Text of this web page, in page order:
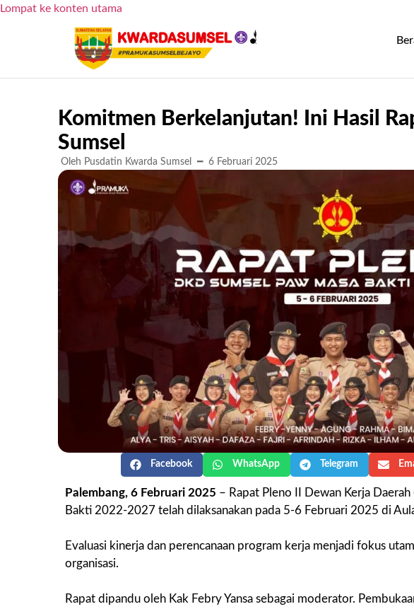
Lompat ke konten utama
Komitmen Berkelanjutan! Ini Hasil
Sumsel
Oleh Pusdatin Kwarda Sumsel ━ 6 Februari 2025
Facebook WhatsApp Telegram
Palembang, 6 Februari 2025 – Rapat Pleno II Dewan Kerja
Bakti 2022-2027 telah dilaksanakan pada 5-6 Februari 2025 di
Evaluasi kinerja dan perencanaan program kerja menjadi fokus
organisasi.
Rapat dipandu oleh Kak Febry Yansa sebagai moderator.